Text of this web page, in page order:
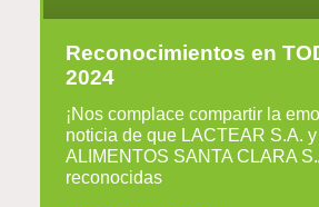
Reconocimientos en
2024
¡Nos complace compartir la
noticia de que LACTEAR S.A.
ALIMENTOS SANTA CLARA
reconocidas